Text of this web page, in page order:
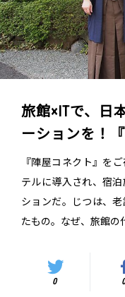
旅館×ITで、日
ーションを！
『陣屋コネクト』を
テルに導入され、宿
ションだ。じつは、
たもの。なぜ、旅館の
0